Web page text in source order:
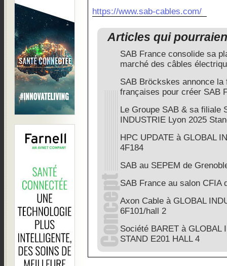
https://www.sab-cables.com/
Articles qui
SAB France consolide sa
marché des câbles
SAB Bröckskes annonce
françaises pour créer SAB
Le Groupe SAB & sa filiale
INDUSTRIE Lyon 2025
HPC UPDATE à GLOBAL
4F184
SAB au SEPEM de
SAB France au salon CFIA
Axon Cable à GLOBAL
6F101/hall 2
Société BARET à GLOBAL
STAND E201 HALL 4